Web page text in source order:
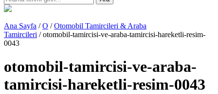
Ana Sayfa /O /Otomobil Tamircileri & Araba
Tamircileri / otomobil-tamircisi-ve-araba-tamircisi-hareketli-resim-
0043
otomobil-tamircisi-ve-araba-
tamircisi-hareketli-resim-0043